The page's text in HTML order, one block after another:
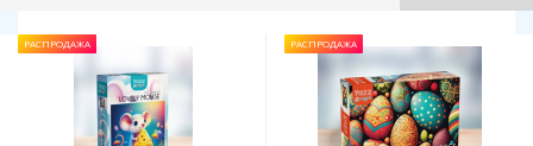
РАСПРОДАЖА РАСПРОДАЖА